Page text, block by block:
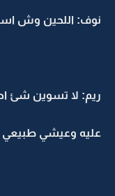
نوف: اللحين وش
ريم: لا تسوين شئ
عليه وعيشي طبيعي